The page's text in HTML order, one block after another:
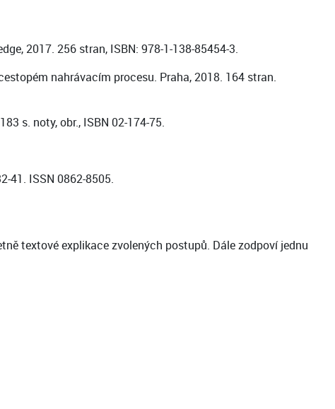
2017. 256 stran, ISBN: 978-1-138-85454-3.
nahrávacím procesu. Praha, 2018. 164 stran.
s. noty, obr., ISBN 02-174-75.
41. ISSN 0862-8505.
textové explikace zvolených postupů. Dále zodpoví jednu